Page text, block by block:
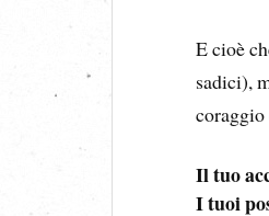
E cioè
sadici),
Il tuo
I tuoi